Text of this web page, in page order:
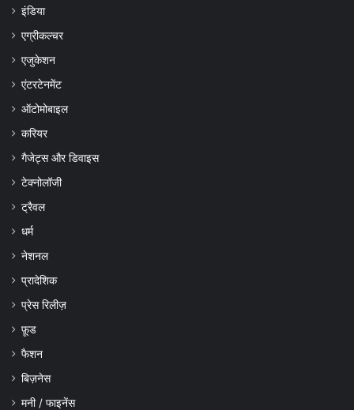
इंडिया
एग्रीकल्चर
एजुकेशन
एंटरटेनमेंट
ऑटोमोबाइल
करियर
गैजेट्स और डिवाइस
टेक्नोलॉजी
ट्रैवल
धर्म
नेशनल
प्रादेशिक
प्रेस रिलीज़
फ़ूड
फैशन
बिज़नेस
मनी / फाइनेंस